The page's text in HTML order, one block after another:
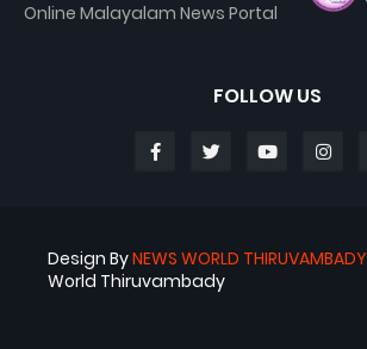
Online Malayalam News Portal
FOLLOW US
Design ByNEWS WORLD THIRUVAMBADY
World Thiruvambady